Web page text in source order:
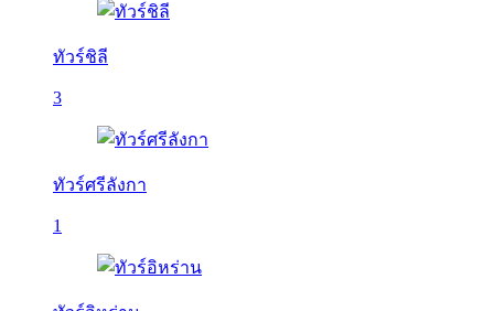
ทัวร์ชิลี
3
ทัวร์ศรีลังกา
1